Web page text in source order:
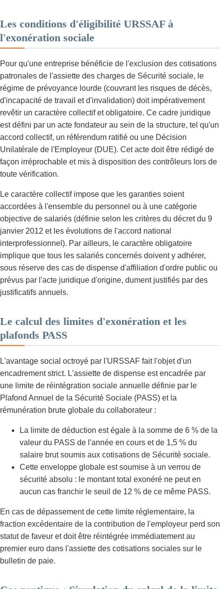
Les conditions d'éligibilité URSSAF à
l'exonération sociale
Pour qu'une entreprise bénéficie de l'exclusion des cotisations
patronales de l'assiette des charges de Sécurité sociale, le
régime de prévoyance lourde (couvrant les risques de décès,
d'incapacité de travail et d'invalidation) doit impérativement
revêtir un caractère collectif et obligatoire. Ce cadre juridique
est défini par un acte fondateur au sein de la structure, tel qu'un
accord collectif, un référendum ratifié ou une Décision
Unilatérale de l'Employeur (DUE). Cet acte doit être rédigé de
façon irréprochable et mis à disposition des contrôleurs lors de
toute vérification.
Le caractère collectif impose que les garanties soient
accordées à l'ensemble du personnel ou à une catégorie
objective de salariés (définie selon les critères du décret du 9
janvier 2012 et les évolutions de l'accord national
interprofessionnel). Par ailleurs, le caractère obligatoire
implique que tous les salariés concernés doivent y adhérer,
sous réserve des cas de dispense d'affiliation d'ordre public ou
prévus par l'acte juridique d'origine, dument justifiés par des
justificatifs annuels.
Le calcul des limites d'exonération et les
plafonds PASS
L'avantage social octroyé par l'URSSAF fait l'objet d'un
encadrement strict. L'assiette de dispense est encadrée par
une limite de réintégration sociale annuelle définie par le
Plafond Annuel de la Sécurité Sociale (PASS) et la
rémunération brute globale du collaborateur :
La limite de déduction est égale à la somme de 6 % de la
valeur du PASS de l'année en cours et de 1,5 % du
salaire brut soumis aux cotisations de Sécurité sociale.
Cette enveloppe globale est soumise à un verrou de
sécurité absolu : le montant total exonéré ne peut en
aucun cas franchir le seuil de 12 % de ce même PASS.
En cas de dépassement de cette limite réglementaire, la
fraction excédentaire de la contribution de l'employeur perd son
statut de faveur et doit être réintégrée immédiatement au
premier euro dans l'assiette des cotisations sociales sur le
bulletin de paie.